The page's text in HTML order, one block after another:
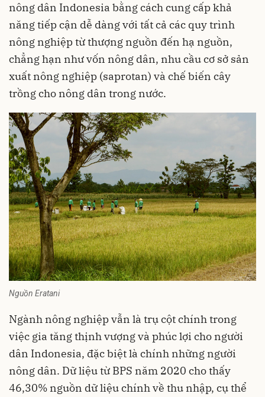
nông dân Indonesia bằng cách cung cấp khả
năng tiếp cận dễ dàng với tất cả các quy trình
nông nghiệp từ thượng nguồn đến hạ nguồn,
chẳng hạn như vốn nông dân, nhu cầu cơ sở sản
xuất nông nghiệp (saprotan) và chế biến cây
trồng cho nông dân trong nước.
Nguồn Eratani
Ngành nông nghiệp vẫn là trụ cột chính trong
việc gia tăng thịnh vượng và phúc lợi cho người
dân Indonesia, đặc biệt là chính những người
nông dân. Dữ liệu từ BPS năm 2020 cho thấy
46,30% nguồn dữ liệu chính về thu nhập, cụ thể